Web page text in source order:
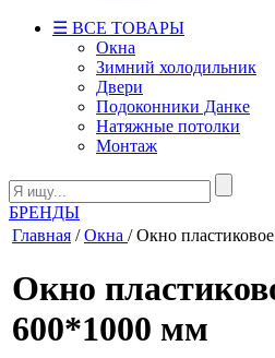
☰ ВСЕ ТОВАРЫ
Окна
Зимний холодильник
Двери
Подоконники Данке
Натяжные потолки
Монтаж
БРЕНДЫ
Главная /Окна / Окно
Окно
600*1000 мм